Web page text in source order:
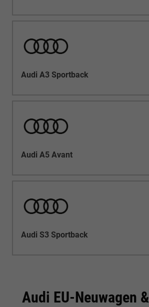
Audi A3 Sportback
Audi A5 Avant
Audi S3 Sportback
Audi EU-Neuwagen &